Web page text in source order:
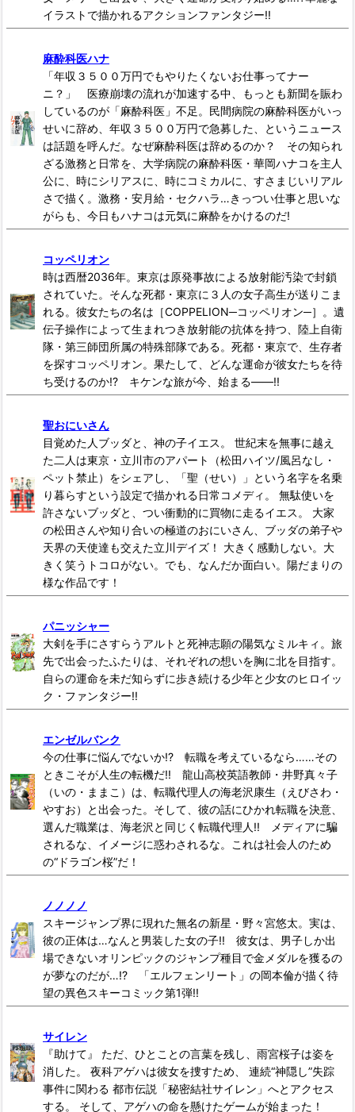
イラストで描かれるアクションファンタジー!!
麻酔科医ハナ
「年収３５００万円でもやりたくないお仕事ってナー
ニ？」 医療崩壊の流れが加速する中、もっとも新聞を賑わ
しているのが「麻酔科医」不足。民間病院の麻酔科医がいっ
せいに辞め、年収３５００万円で急募した、というニュース
は話題を呼んだ。なぜ麻酔科医は辞めるのか？ その知られ
ざる激務と日常を、大学病院の麻酔科医・華岡ハナコを主人
公に、時にシリアスに、時にコミカルに、すさまじいリアル
さで描く。激務・安月給・セクハラ…きっつい仕事と思いな
がらも、今日もハナコは元気に麻酔をかけるのだ!
コッペリオン
時は西暦2036年。東京は原発事故による放射能汚染で封鎖
されていた。そんな死都・東京に３人の女子高生が送りこま
れる。彼女たちの名は［COPPELION─コッペリオン─］。遺
伝子操作によって生まれつき放射能の抗体を持つ、陸上自衛
隊・第三師団所属の特殊部隊である。死都・東京で、生存者
を探すコッペリオン。果たして、どんな運命が彼女たちを待
ち受けるのか!? キケンな旅が今、始まる――!!
聖おにいさん
目覚めた人ブッダと、神の子イエス。 世紀末を無事に越え
た二人は東京・立川市のアパート（松田ハイツ/風呂なし・
ペット禁止）をシェアし、「聖（せい）」という名字を名乗
り暮らすという設定で描かれる日常コメディ。 無駄使いを
許さないブッダと、つい衝動的に買物に走るイエス。 大家
の松田さんや知り合いの極道のおにいさん、ブッダの弟子や
天界の天使達も交えた立川デイズ！ 大きく感動しない。大
きく笑うトコロがない。でも、なんだか面白い。陽だまりの
様な作品です！
パニッシャー
大剣を手にさすらうアルトと死神志願の陽気なミルキィ。旅
先で出会ったふたりは、それぞれの想いを胸に北を目指す。
自らの運命を未だ知らずに歩き続ける少年と少女のヒロイッ
ク・ファンタジー!!
エンゼルバンク
今の仕事に悩んでないか!? 転職を考えているなら……その
ときこそが人生の転機だ!! 龍山高校英語教師・井野真々子
（いの・ままこ）は、転職代理人の海老沢康生（えびさわ・
やすお）と出会った。そして、彼の話にひかれ転職を決意、
選んだ職業は、海老沢と同じく転職代理人!! メディアに騙
されるな、イメージに惑わされるな。これは社会人のため
の“ドラゴン桜”だ！
ノノノノ
スキージャンプ界に現れた無名の新星・野々宮悠太。実は、
彼の正体は…なんと男装した女の子!! 彼女は、男子しか出
場できないオリンピックのジャンプ種目で金メダルを獲るの
が夢なのだが…!? 「エルフェンリート」の岡本倫が描く待
望の異色スキーコミック第1弾!!
サイレン
『助けて』 ただ、ひとことの言葉を残し、雨宮桜子は姿を
消した。 夜科アゲハは彼女を捜すため、 連続“神隠し”失踪
事件に関わる 都市伝説「秘密結社サイレン」へとアクセス
する。 そして、アゲハの命を懸けたゲームが始まった！